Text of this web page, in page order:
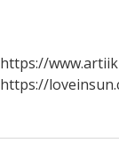
https://
https://